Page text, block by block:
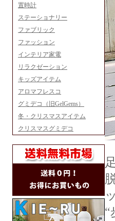
置時計
ステーショナリー
ファブリック
ファッション
インテリア家電
リラクゼーション
キッズアイテム
アロマフレスコ
グミデコ（旧GelGems）
冬・クリスマスアイテム
クリスマスグミデコ
“